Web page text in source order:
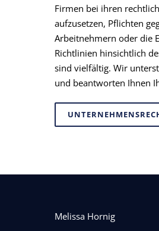
Firmen bei ihren
aufzusetzen, Pflichten
Arbeitnehmern oder die
Richtlinien hinsichtlich
sind vielfältig. Wir
und beantworten Ihnen
Melissa Hornig